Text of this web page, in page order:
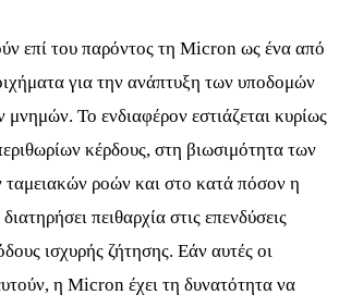
επί του παρόντος τη Micron ως ένα από
για την ανάπτυξη των υποδομών
Το ενδιαφέρον εστιάζεται κυρίως
κέρδους, στη βιωσιμότητα των
ροών και στο κατά πόσον η
πειθαρχία στις επενδύσεις
ισχυρής ζήτησης. Εάν αυτές οι
η Micron έχει τη δυνατότητα να